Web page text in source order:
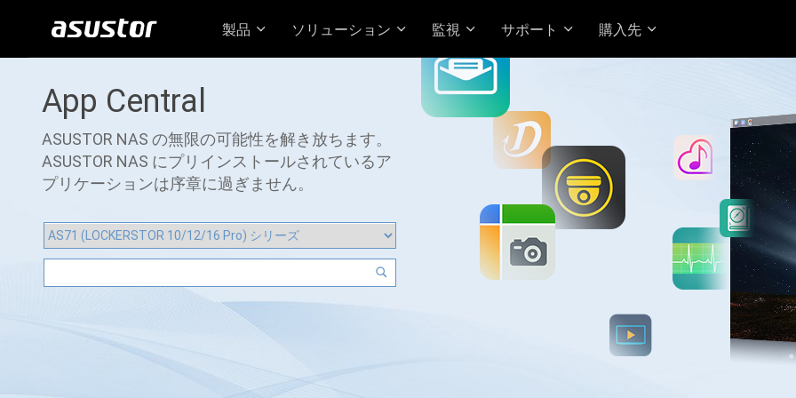
製品 ソリューション 監視 サポート 購入先
App Central
ASUSTOR NAS の無限の可能性を解き放ちます。
ASUSTOR NAS にプリインストールされているア
プリケーションは序章に過ぎません。